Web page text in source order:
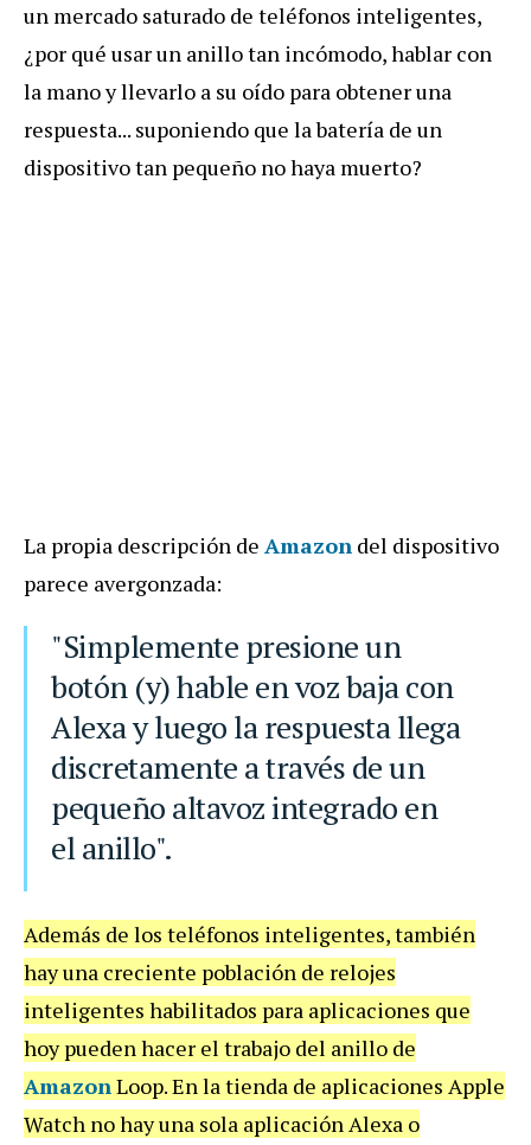
un mercado saturado de teléfonos inteligentes,
¿por qué usar un anillo tan incómodo, hablar con
la mano y llevarlo a su oído para obtener una
respuesta... suponiendo que la batería de un
dispositivo tan pequeño no haya muerto?
La propia descripción de Amazon del dispositivo
parece avergonzada:
"Simplemente presione un
botón (y) hable en voz baja con
Alexa y luego la respuesta llega
discretamente a través de un
pequeño altavoz integrado en
el anillo".
Además de los teléfonos inteligentes, también
hay una creciente población de relojes
inteligentes habilitados para aplicaciones que
hoy pueden hacer el trabajo del anillo de
Amazon Loop. En la tienda de aplicaciones Apple
Watch no hay una sola aplicación Alexa o